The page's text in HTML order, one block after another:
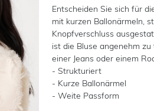
Entscheiden Sie sich für
mit kurzen Ballonärmeln,
Knopfverschluss
ist die Bluse angenehm
einer Jeans oder einem
- Strukturiert
- Kurze Ballonärmel
- Weite Passform